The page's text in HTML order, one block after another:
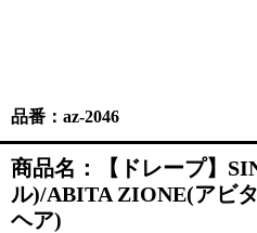
品番：az-2046
商品名：【ドレープ】
ル)/ABITA ZIONE(アビ
ヘア)